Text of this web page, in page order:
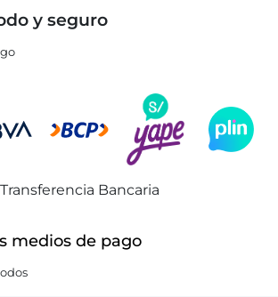
y seguro
Transferencia Bancaria
medios de pago